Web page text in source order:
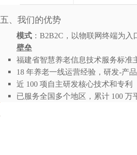
五、我们的优势
模式 ：B2B2C，以物联网终端为
壁垒
福建省智慧养老信息技术服务标准
18 年养老一线运营经验，研发-产
近 100 项自主研发核心技术和专利
已服务全国多个地区，累计 100 万